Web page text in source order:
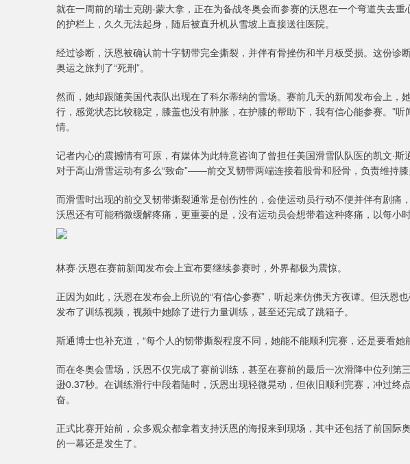
就在一周前的瑞士克朗-蒙大拿，正在为备战冬奥会而参赛的沃恩在一个弯道失去
的护栏上，久久无法起身，随后被直升机从雪坡上直接送往医院。
经过诊断，沃恩被确认前十字韧带完全撕裂，并伴有骨挫伤和半月板受损。这份诊
奥运之旅判了“死刑”。
然而，她却跟随美国代表队出现在了科尔蒂纳的雪场。赛前几天的新闻发布会上，
行，感觉状态比较稳定，膝盖也没有肿胀，在护膝的帮助下，我有信心能参赛。”
情。
记者内心的震撼情有可原，有媒体为此特意咨询了曾担任美国滑雪队队医的凯文·斯
对于高山滑雪运动有多么“致命”——前交叉韧带两端连接着股骨和胫骨，负责维持膝
而滑雪时出现的前交叉韧带撕裂通常是创伤性的，会使运动员行动不便并伴有剧痛
沃恩还有可能稍微缓解疼痛，更重要的是，没有运动员会想带着这种疼痛，以每小
林赛·沃恩在赛前新闻发布会上宣布要继续参赛时，外界都极为震惊。
正因为如此，沃恩在发布会上所说的“有信心参赛”，听起来仿佛天方夜谭。但沃恩
发布了训练视频，视频中她除了进行力量训练，甚至还完成了跳箱子。
斯通博士也补充道，“每个人的韧带撕裂程度不同，她能不能顺利完赛，还是要看
而在冬奥会雪场，沃恩不仅完成了赛前训练，甚至在赛前的最后一次滑降中位列第
逊0.37秒。在训练滑行中段着陆时，沃恩出现轻微晃动，但依旧顺利完赛，冲过终
奋。
正式比赛开始前，众多观众都拿着支持沃恩的海报来到现场，其中还包括了前国际
的一幕还是发生了。